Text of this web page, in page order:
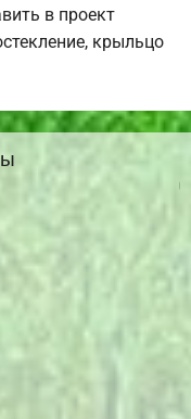
в проект
крыльцо